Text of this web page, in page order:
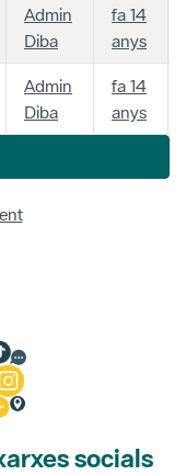
Admin
Diba
fa 14
anys
Admin
Diba
fa 14
anys
socials